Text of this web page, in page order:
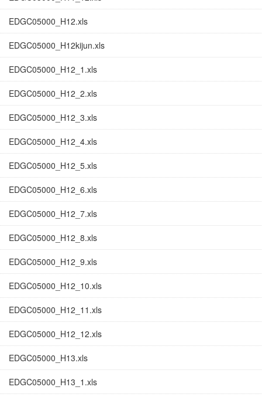
EDGC05000_H12.xls
EDGC05000_H12kijun.xls
EDGC05000_H12_1.xls
EDGC05000_H12_2.xls
EDGC05000_H12_3.xls
EDGC05000_H12_4.xls
EDGC05000_H12_5.xls
EDGC05000_H12_6.xls
EDGC05000_H12_7.xls
EDGC05000_H12_8.xls
EDGC05000_H12_9.xls
EDGC05000_H12_10.xls
EDGC05000_H12_11.xls
EDGC05000_H12_12.xls
EDGC05000_H13.xls
EDGC05000_H13_1.xls